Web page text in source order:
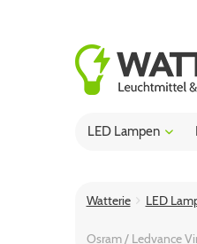
LED Lampen
Watterie LED
Osram / Ledvance